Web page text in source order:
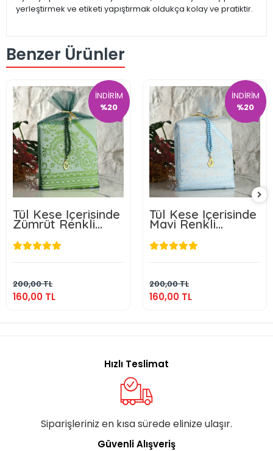
yerleştirmek ve etiketi yapıştırmak oldukça kolay ve pratiktir.
Benzer Ürünler
İNDİRİM
%20
Tül Kese İçerisinde
Zümrüt Renkli
Seccade ve Tesbih
200,00 TL
160,00 TL
160,00 TL
İNDİRİM
%20
Tül Kese İçerisinde
Mavi Renkli
Seccade ve Tesbih
200,00 TL
160,00 TL
160,00 TL
Hızlı Teslimat
Siparişleriniz en kısa sürede elinize ulaşır.
Güvenli Alışveriş